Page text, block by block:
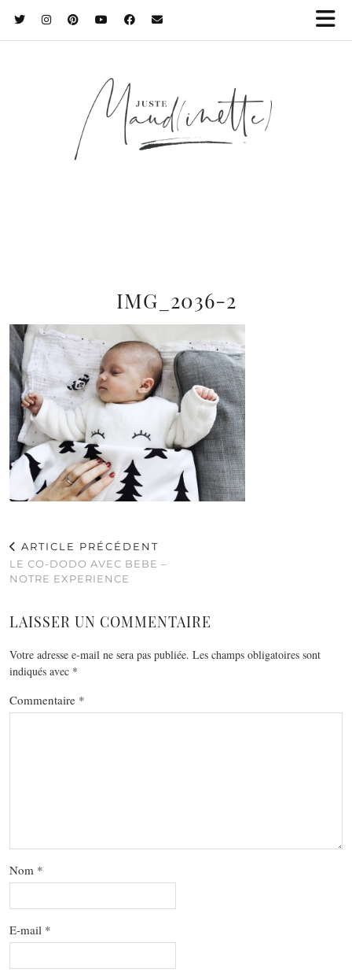
IMG_2036-2
ARTICLE PRÉCÉDENT
LE CO-DODO AVEC BEBE –
NOTRE EXPERIENCE
LAISSER UN COMMENTAIRE
Votre adresse e-mail ne sera pas publiée. Les champs obligatoires sont
indiqués avec *
Commentaire *
Nom *
E-mail *